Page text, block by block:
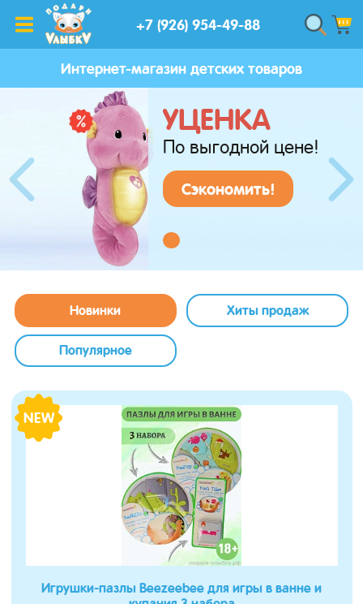
+7 (926) 954-49-88
Интернет-магазин детских товаров
УЦЕНКА
По выгодной цене!
Сэкономить!
Новинки Хиты продаж
Популярное
NEW
Игрушки-пазлы Beezeebee для игры в ванне и